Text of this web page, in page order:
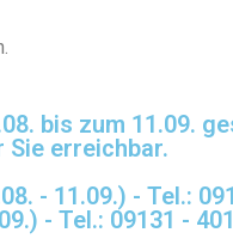
bis zum 11.09.
Sie erreichbar.
- 11.09.) - Tel.:
- Tel.: 09131 -